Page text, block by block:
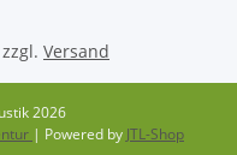
Versand
2026
| Powered by JTL-Shop